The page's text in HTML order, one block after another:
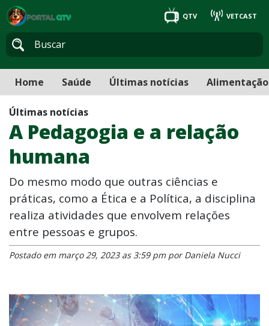
QTV VETCAST
Home Saúde Últimas notícias Alimentação
Últimas notícias
A Pedagogia e a relação
humana
Do mesmo modo que outras ciências e
práticas, como a Ética e a Política, a disciplina
realiza atividades que envolvem relações
entre pessoas e grupos.
Postado em março 29, 2023 as 3:59 pm por Daniela Nucci